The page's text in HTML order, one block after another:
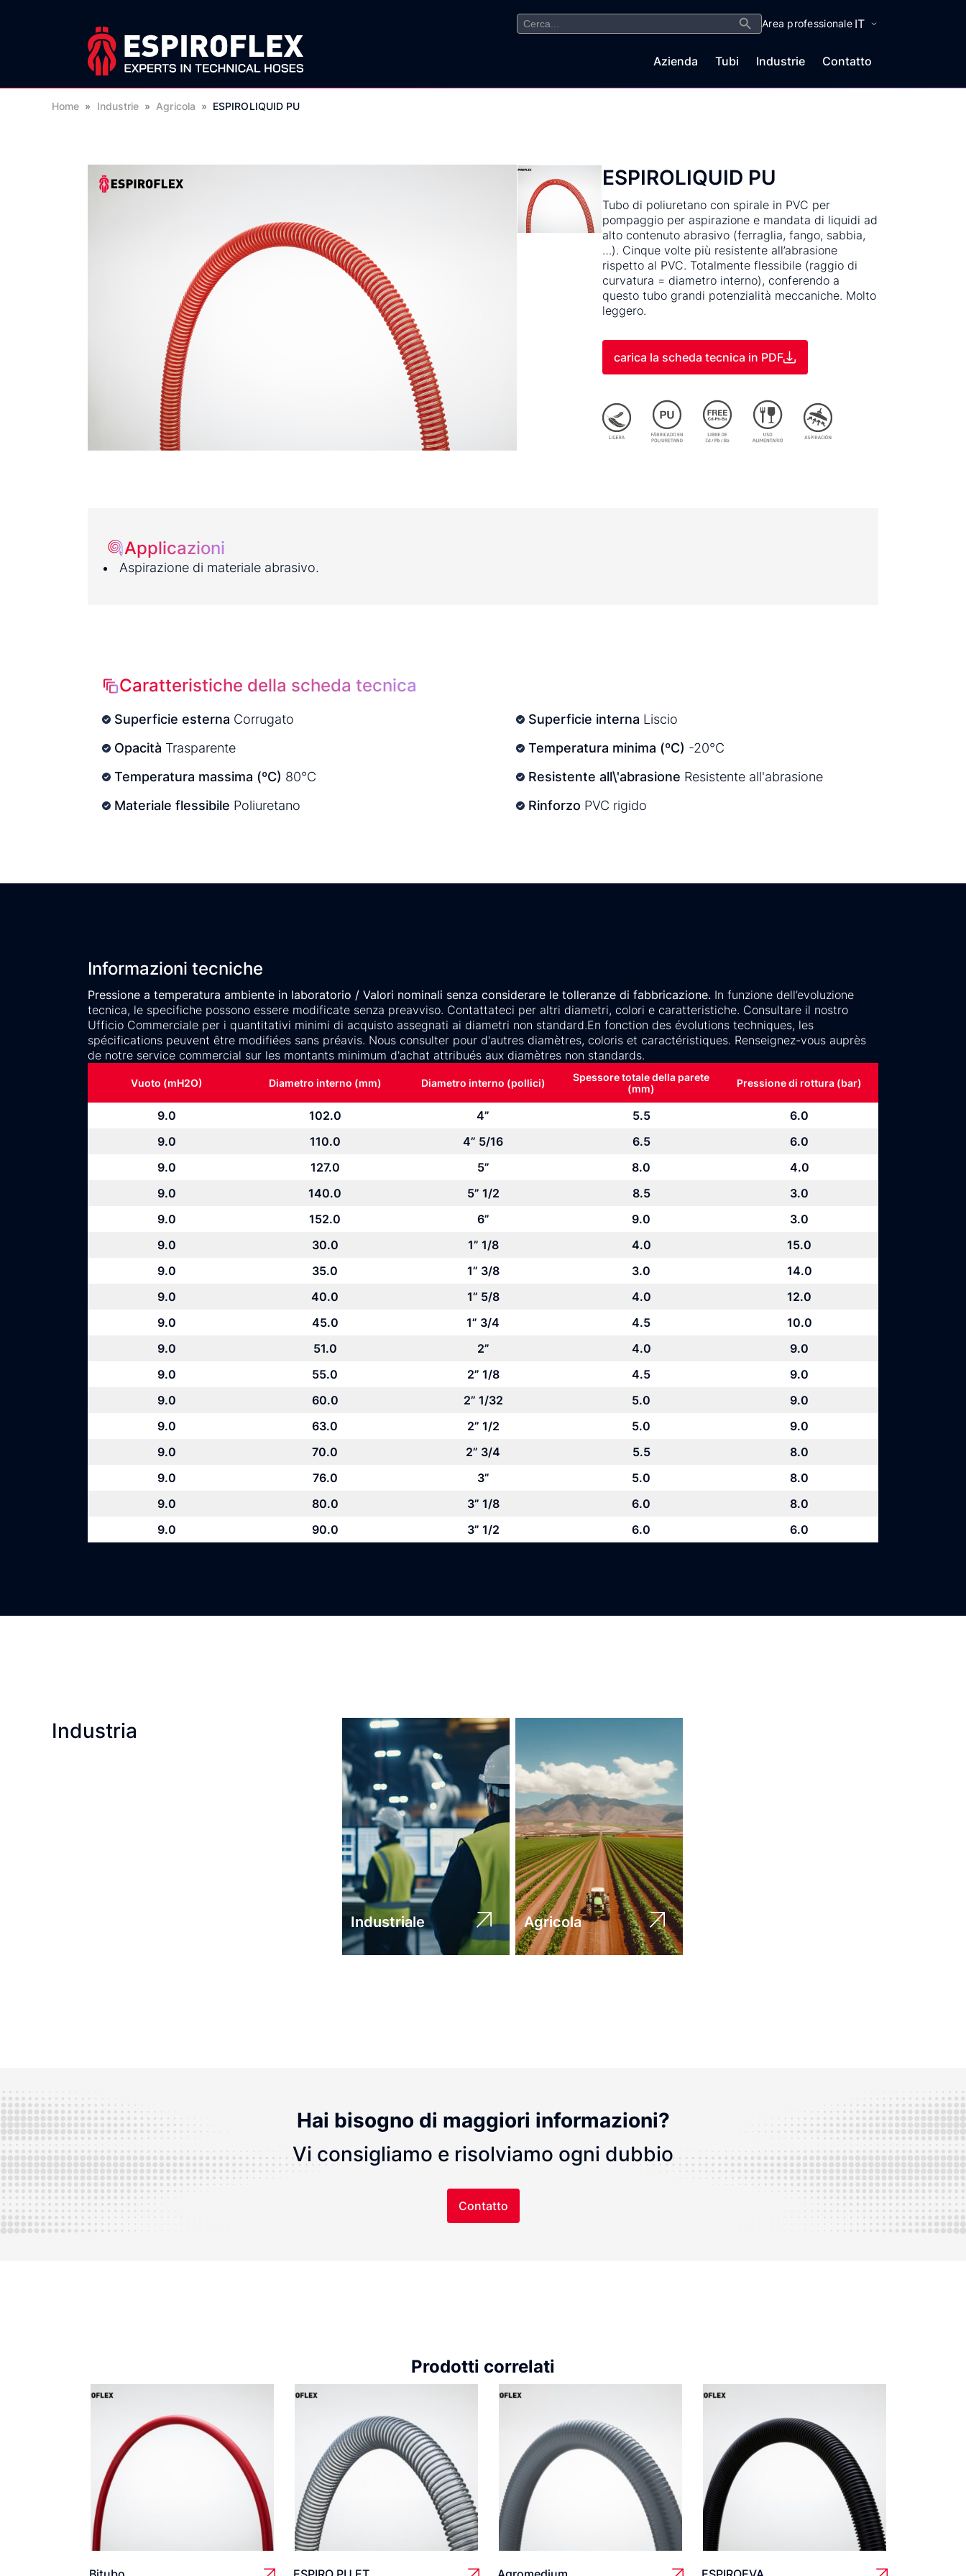
Search
for:
Search Button
Area professionale IT
Azienda Tubi Industrie Contatto
Home » Industrie » Agricola » ESPIROLIQUID PU
ESPIROLIQUID PU
Tubo di poliuretano con spirale in PVC per
pompaggio per aspirazione e mandata di liquidi ad
alto contenuto abrasivo (ferraglia, fango, sabbia,
…). Cinque volte più resistente all’abrasione
rispetto al PVC. Totalmente flessibile (raggio di
curvatura = diametro interno), conferendo a
questo tubo grandi potenzialità meccaniche. Molto
leggero.
carica la scheda tecnica in PDF
Applicazioni
Aspirazione di materiale abrasivo.
Caratteristiche della scheda tecnica
Superficie esterna Corrugato Superficie interna Liscio
Opacità Trasparente Temperatura minima (ºC) -20°C
Temperatura massima (ºC) 80°C Resistente all\'abrasione Resistente all'abrasione
Materiale flessibile Poliuretano Rinforzo PVC rigido
Informazioni tecniche
Pressione a temperatura ambiente in laboratorio / Valori nominali senza considerare le tolleranze di fabbricazione. In funzione dell’evoluzione
tecnica, le specifiche possono essere modificate senza preavviso. Contattateci per altri diametri, colori e caratteristiche. Consultare il nostro
Ufficio Commerciale per i quantitativi minimi di acquisto assegnati ai diametri non standard.En fonction des évolutions techniques, les
spécifications peuvent être modifiées sans préavis. Nous consulter pour d'autres diamètres, coloris et caractéristiques. Renseignez-vous auprès
de notre service commercial sur les montants minimum d'achat attribués aux diamètres non standards.
Vuoto (mH2O) Diametro interno (mm) Diametro interno (pollici)
Spessore totale della parete
(mm)
Pressione di rottura (bar)
9.0 102.0 4” 5.5
6.0
9.0
110.0 4” 5/16 6.5
6.0
9.0
127.0 5” 8.0
4.0
9.0
140.0 5” 1/2 8.5
3.0
9.0
152.0 6” 9.0
3.0
9.0
30.0 1” 1/8 4.0
15.0
9.0
35.0 1” 3/8 3.0
14.0
9.0
40.0 1” 5/8 4.0
12.0
9.0
45.0 1” 3/4 4.5
10.0
9.0
51.0 2” 4.0
9.0
9.0
55.0 2” 1/8 4.5
9.0
9.0
60.0 2” 1/32 5.0
9.0
9.0
63.0 2” 1/2 5.0
9.0
9.0
70.0 2” 3/4 5.5
8.0
9.0
76.0 3” 5.0
8.0
9.0
80.0 3” 1/8 6.0
8.0
9.0
90.0 3” 1/2 6.0 6.0
Industria
Industriale Agricola
Hai bisogno di maggiori informazioni?
Vi consigliamo e risolviamo ogni dubbio
Contatto
Prodotti correlati